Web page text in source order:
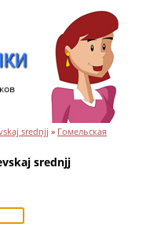
srednjj » Гомельская
srednjj